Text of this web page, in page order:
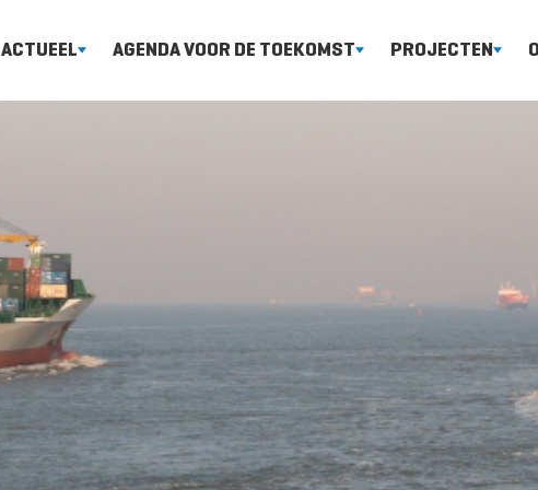
ACTUEEL
-Archief wetenschappelijke
publicaties en rapporten
AGENDA VOOR DE TOEKOMST
Langetermijnperspectief
Natuur
-
Langetermijnperspectief
Toegankelijkheid
PROJECTEN
-Sigmaplan
-Natura 2000
-